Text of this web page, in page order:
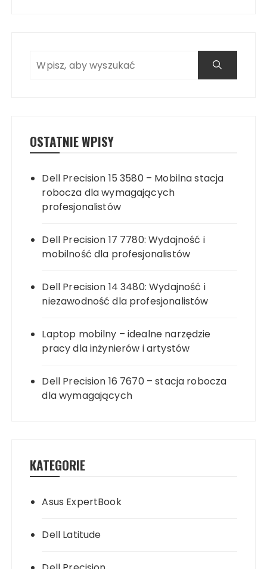
OSTATNIE WPISY
Dell Precision 15 3580 – Mobilna stacja
robocza dla wymagających
profesjonalistów
Dell Precision 17 7780: Wydajność i
mobilność dla profesjonalistów
Dell Precision 14 3480: Wydajność i
niezawodność dla profesjonalistów
Laptop mobilny – idealne narzędzie
pracy dla inżynierów i artystów
Dell Precision 16 7670 – stacja robocza
dla wymagających
KATEGORIE
Asus ExpertBook
Dell Latitude